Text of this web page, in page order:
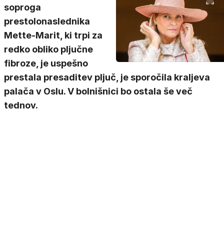
soproga
prestolonaslednika
Mette-Marit, ki trpi za
redko obliko pljučne
fibroze, je uspešno
prestala presaditev pljuč, je sporočila kraljeva
palača v Oslu. V bolnišnici bo ostala še več
tednov.